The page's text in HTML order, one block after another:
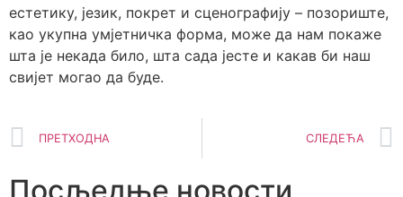
естетику, језик, покрет и сценографију – позориште,
као укупна умјетничка форма, може да нам покаже
шта је некада било, шта сада јесте и какав би наш
свијет могао да буде.
ПРЕТХОДНА СЛЕДЕЋА